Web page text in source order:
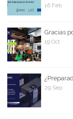
16 Feb
Gracias
19 Oct
29 Sep